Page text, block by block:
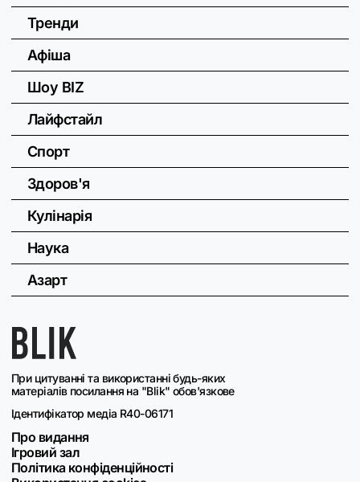
При цитуванні та використанні будь-яких
матеріалів посилання на "Blik" обов'язкове
Ідентифікатор медіа R40-06171
Про видання
Ігровий зал
Політика конфіденційності
Тренди
Афіша
Шоу BIZ
Лайфстайл
Спорт
Здоров'я
Кулінарія
Наука
Азарт